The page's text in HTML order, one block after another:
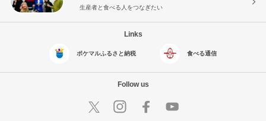
生産者と食べる人をつなぎたい
Links
ポケマルふるさと納税 食べる通信
Follow us